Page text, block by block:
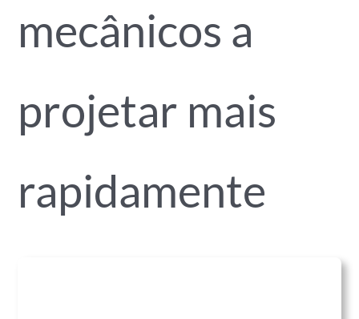
mecânicos a
projetar mais
rapidamente